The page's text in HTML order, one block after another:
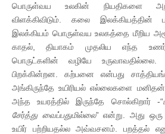
பொருள்வய உலகின் நியதிகளை
விளக்கிவிடும். கலை
இலக்கியம் பொருள்வய உலகத்தை மீறிய அரூப
காதல், தியாகம் முதலிய எந்த
பொருட்களின் வழியே
பிறக்கின்றன. கற்பனை என்பது
அங்கிருந்தே உயிரியல் எல்லைகளை
அந்த உயரத்தில் இருந்தே சொல்கிறார் -“
சேர்த்து வைப்பதுமில்லை” என்று. அது
உயிர் பற்றியதல்ல அவ்வசனம். பறத்தல்